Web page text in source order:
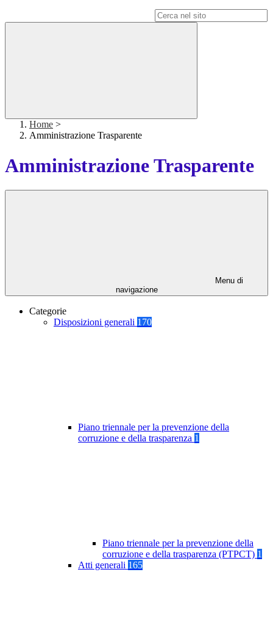
Home >
Amministrazione Trasparente
Amministrazione Trasparente
Menu di
navigazione
Categorie
Disposizioni generali 170
Piano triennale per la prevenzione della
corruzione e della trasparenza 1
Piano triennale per la prevenzione della
corruzione e della trasparenza (PTPCT) 1
Atti generali 165